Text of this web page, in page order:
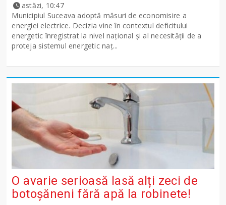
astăzi, 10:47
Municipiul Suceava adoptă măsuri de economisire a
energiei electrice. Decizia vine în contextul deficitului
energetic înregistrat la nivel național și al necesității de a
proteja sistemul energetic naț...
O avarie serioasă lasă alți zeci de
botoșăneni fără apă la robinete!